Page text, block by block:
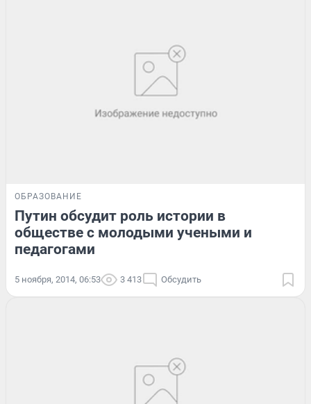
ОБРАЗОВАНИЕ
Путин обсудит роль истории в
обществе с молодыми учеными и
педагогами
5 ноября, 2014, 06:53 3 413 Обсудить